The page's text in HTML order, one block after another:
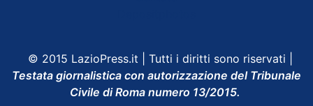
© 2015 LazioPress.it | Tutti i diritti sono riservati |
Testata giornalistica con autorizzazione del Tribunale
Civile di Roma numero 13/2015.